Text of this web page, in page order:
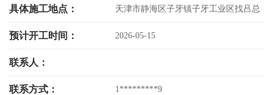
具体施工地点： 天津市静海区子牙镇子牙工业区找吕总
预计开工时间： 2026-05-15
联系人：
联系方式： 1*********9